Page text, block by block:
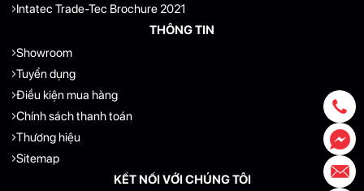
Intatec Trade-Tec Brochure 2021
THÔNG TIN
Showroom
Tuyển dụng
Điều kiện mua hàng
Chính sách thanh toán
Thương hiệu
Sitemap
KẾT NỐI VỚI CHÚNG TÔI